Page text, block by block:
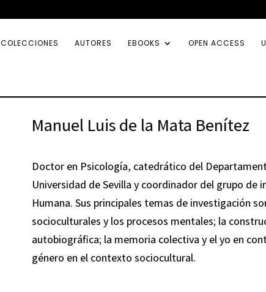
COLECCIONES AUTORES EBOOKS OPEN ACCESS
Manuel Luis de la Mata Benítez
Doctor en Psicología, catedrático del
Universidad de Sevilla y coordinador del grupo
Humana. Sus principales temas de investigación
socioculturales y los procesos mentales; la
autobiográfica; la memoria colectiva y el yo en
género en el contexto sociocultural.